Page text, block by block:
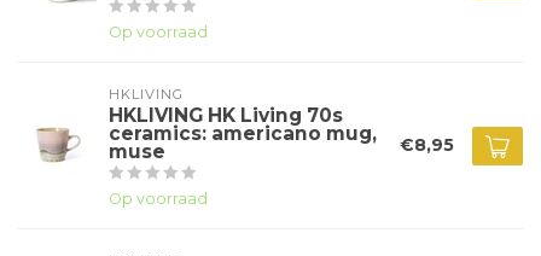
Op voorraad
HKLIVING
HKLIVING HK Living 70s
ceramics: americano mug,
muse
Op voorraad
€8,95